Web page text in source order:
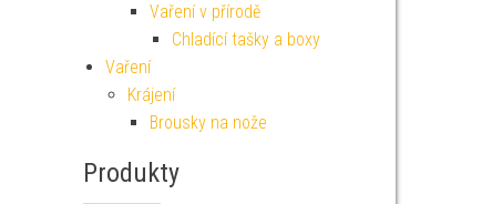
Vaření v přírodě
Chladící tašky a boxy
Vaření
Krájení
Brousky na nože
Produkty